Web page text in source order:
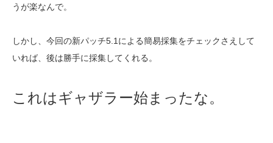
うが楽なんで。
しかし、今回の新パッチ5.1による簡易採集をチェックさえして
いれば、後は勝手に採集してくれる。
これはギャザラー始まったな。